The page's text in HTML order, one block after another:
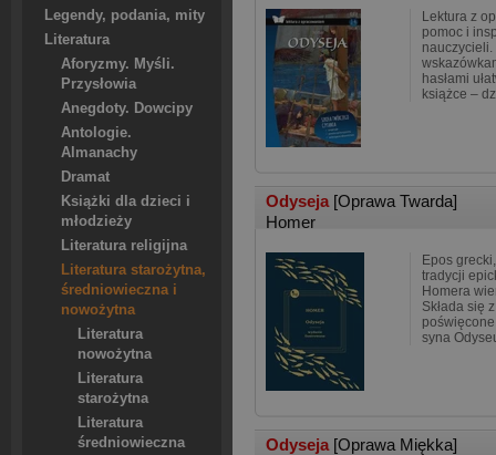
Legendy, podania, mity
Literatura
Aforyzmy. Myśli.
Przysłowia
Anegdoty. Dowcipy
Antologie.
Almanachy
Dramat
Książki dla dzieci i
młodzieży
Literatura religijna
Literatura starożytna,
średniowieczna i
nowożytna
Literatura
nowożytna
Literatura
starożytna
Literatura
średniowieczna
Lektura z
pomoc i
nauczycieli.
hasłami
książce –
Odyseja [Oprawa Twarda]
Homer
Epos
tradycji
Homera
Składa się
syna
Odyseja [Oprawa Miękka]